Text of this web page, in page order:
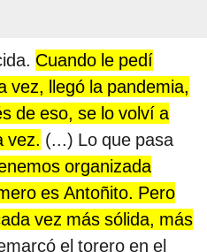
Cuando le pedí
vez, llegó la pandemia,
de eso, se lo volví a
vez. (...) Lo que pasa
organizada
es Antoñito. Pero
vez más sólida, más
el torero en el